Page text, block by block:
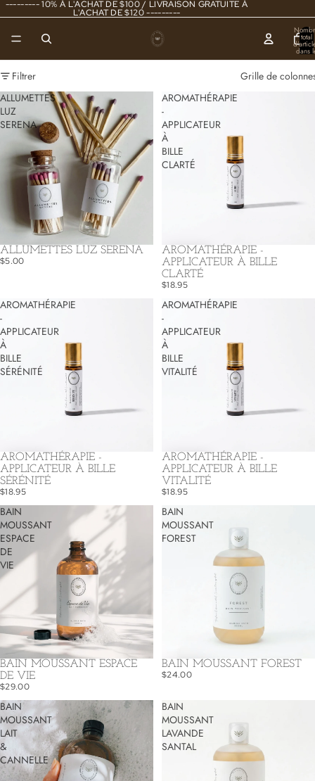
--------- 10% À L'ACHAT DE $100 / LIVRAISON GRATUITE À
L'ACHAT DE $120 ---------
total
dans
Filtrer
Grille de
ALLUMETTES
LUZ
SERENA
ALLUMETTES LUZ SERENA
$5.00
AROMATHÉRAPIE
-
APPLICATEUR
À
BILLE
CLARTÉ
AROMATHÉRAPIE -
APPLICATEUR À BILLE
CLARTÉ
$18.95
AROMATHÉRAPIE
-
APPLICATEUR
À
BILLE
SÉRÉNITÉ
AROMATHÉRAPIE -
APPLICATEUR À BILLE
SÉRÉNITÉ
$18.95
AROMATHÉRAPIE
-
APPLICATEUR
À
BILLE
VITALITÉ
AROMATHÉRAPIE -
APPLICATEUR À BILLE
VITALITÉ
$18.95
BAIN
MOUSSANT
ESPACE
DE
VIE
BAIN MOUSSANT ESPACE
DE VIE
$29.00
BAIN
MOUSSANT
FOREST
BAIN MOUSSANT FOREST
$24.00
BAIN
MOUSSANT
LAIT
&
CANNELLE
BAIN
MOUSSANT
LAVANDE
SANTAL